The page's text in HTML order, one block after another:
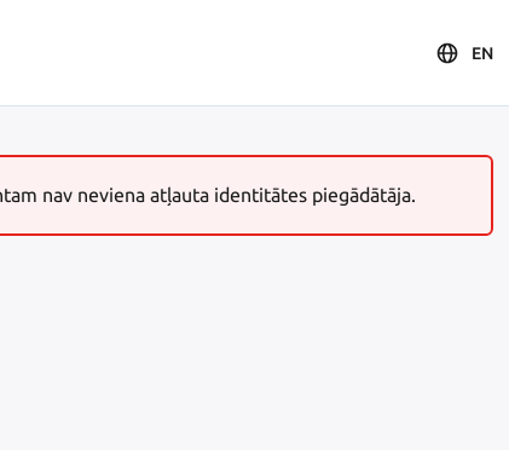
EN
nav neviena atļauta identitātes piegādātāja.